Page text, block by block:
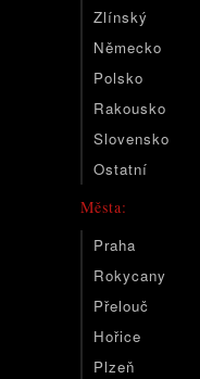
Zlínský
Německo
Polsko
Rakousko
Slovensko
Ostatní
Města:
Praha
Rokycany
Přelouč
Hořice
Plzeň